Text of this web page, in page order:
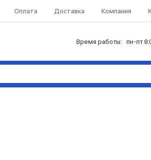
Оплата Доставка Компания
Время работы: пн-пт